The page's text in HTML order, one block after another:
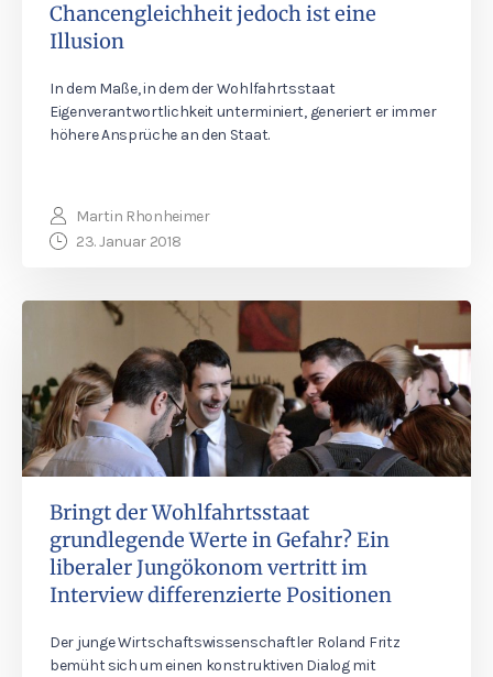
Chancengleichheit jedoch ist eine
Illusion
In dem Maße, in dem der Wohlfahrtsstaat
Eigenverantwortlichkeit unterminiert, generiert er immer
höhere Ansprüche an den Staat.
Martin Rhonheimer
23. Januar 2018
Bringt der Wohlfahrtsstaat
grundlegende Werte in Gefahr? Ein
liberaler Jungökonom vertritt im
Interview differenzierte Positionen
Der junge Wirtschaftswissenschaftler Roland Fritz
bemüht sich um einen konstruktiven Dialog mit